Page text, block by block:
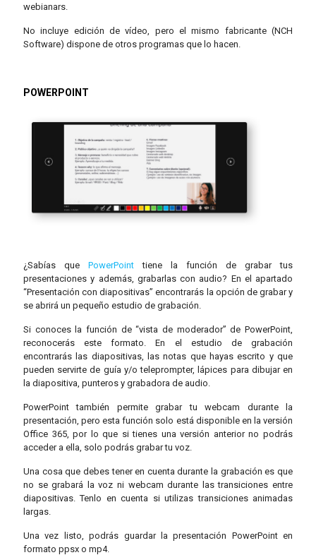
webianars.
No incluye edición de vídeo, pero el mismo fabricante (NCH
Software) dispone de otros programas que lo hacen.
POWERPOINT
¿Sabías que PowerPoint tiene la función de grabar tus
presentaciones y además, grabarlas con audio? En el apartado
“Presentación con diapositivas” encontrarás la opción de grabar y
se abrirá un pequeño estudio de grabación.
Si conoces la función de “vista de moderador” de PowerPoint,
reconocerás este formato. En el estudio de grabación
encontrarás las diapositivas, las notas que hayas escrito y que
pueden servirte de guía y/o teleprompter, lápices para dibujar en
la diapositiva, punteros y grabadora de audio.
PowerPoint también permite grabar tu webcam durante la
presentación, pero esta función solo está disponible en la versión
Office 365, por lo que si tienes una versión anterior no podrás
acceder a ella, solo podrás grabar tu voz.
Una cosa que debes tener en cuenta durante la grabación es que
no se grabará la voz ni webcam durante las transiciones entre
diapositivas. Tenlo en cuenta si utilizas transiciones animadas
largas.
Una vez listo, podrás guardar la presentación PowerPoint en
formato ppsx o mp4.